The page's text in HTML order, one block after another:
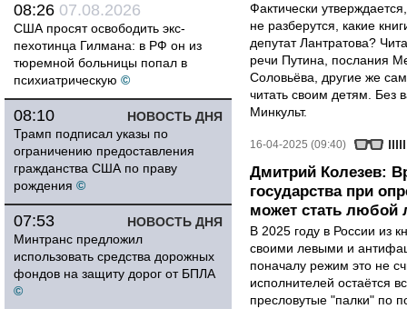
08:26 07.08.2026
США просят освободить экс-
пехотинца Гилмана: в РФ он из
тюремной больницы попал в
психиатрическую ©
НОВОСТЬ ДНЯ
08:10
Трамп подписал указы по
ограничению предоставления
гражданства США по праву
рождения ©
НОВОСТЬ ДНЯ
07:53
Минтранс предложил
использовать средства дорожных
фондов на защиту дорог от БПЛА
©
Фактически
не разберутся, какие
депутат Лантратова?
речи Путина, послания
Соловьёва, другие же
читать своим детям. Без
Минкульт.
16-04-2025 (09:40)
Дмитрий Колезев:
государства при
может стать любой
В 2025 году в России из
своими левыми и
поначалу режим это не
исполнителей остаётся
пресловутые "палки" по